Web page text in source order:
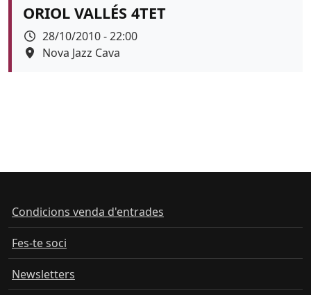
ORIOL VALLÉS 4TET
Data
28/10/2010 - 22:00
Espai
Nova Jazz Cava
Condicions venda d'entrades
Fes-te soci
Newsletters